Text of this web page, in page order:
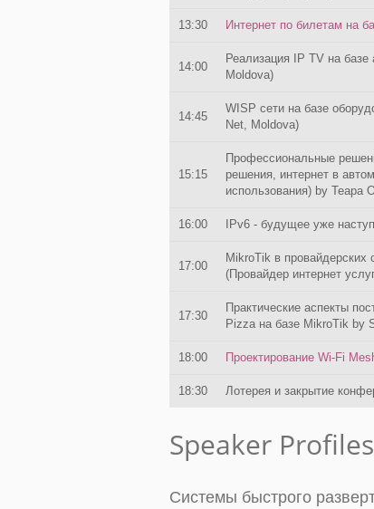
13:30 Интернет по билетам на
14:00
Реализация IP TV на
Moldova)
14:45
WISP сети на базе
Net, Moldova)
15:15
Профессиональные
решения, интернет в
использования) by Teapa
16:00 IPv6 - будущее уже
17:00
MikroTik в провайдерских
(Провайдер интернет
17:30
Практические аспекты
Pizza на базе MikroTik by
18:00 Проектирование Wi-Fi
18:30 Лотерея и закрытие
Speaker
Системы быстрого